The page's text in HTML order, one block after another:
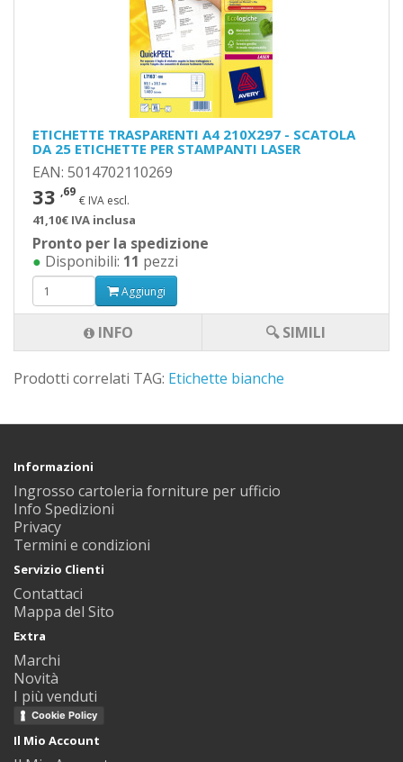
ETICHETTE TRASPARENTI A4 210X297 - SCATOLA
DA 25 ETICHETTE PER STAMPANTI LASER
EAN: 5014702110269
33 ,69
€ IVA escl.
41,10€ IVA inclusa
Pronto per la spedizione
● Disponibili: 11 pezzi
Aggiungi
INFO 🔍 SIMILI
Prodotti correlati TAG: Etichette bianche
Informazioni
Ingrosso cartoleria forniture per ufficio
Info Spedizioni
Privacy
Termini e condizioni
Servizio Clienti
Contattaci
Mappa del Sito
Extra
Marchi
Novità
I più venduti
Cookie Policy
Il Mio Account